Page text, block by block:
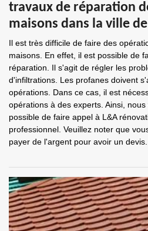
travaux de réparation
maisons dans la ville
Il est très difficile de faire des
maisons. En effet, il est possible de
réparation. Il s'agit de régler les
d'infiltrations. Les profanes doivent
opérations. Dans ce cas, il est
opérations à des experts. Ainsi,
possible de faire appel à L&A
professionnel. Veuillez noter que
payer de l'argent pour avoir un devis.